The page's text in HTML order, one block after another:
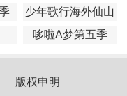
少年歌行海外仙山
篇
哆啦A梦第五季
版权申明